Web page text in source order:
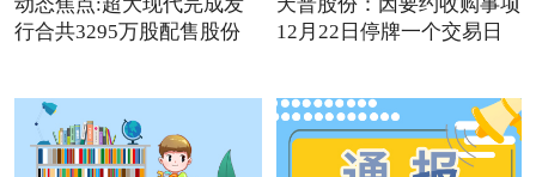
行合共3295万股配售股份
12月22日停牌一个交易日